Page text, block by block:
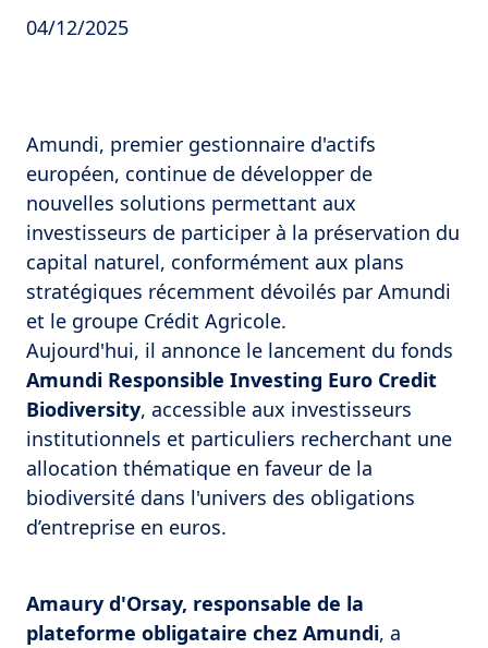
04/12/2025
Amundi, premier gestionnaire d'actifs
européen, continue de développer de
nouvelles solutions permettant aux
investisseurs de participer à la préservation du
capital naturel, conformément aux plans
stratégiques récemment dévoilés par Amundi
et le groupe Crédit Agricole.
Aujourd'hui, il annonce le lancement du fonds
Amundi Responsible Investing Euro Credit
Biodiversity, accessible aux investisseurs
institutionnels et particuliers recherchant une
allocation thématique en faveur de la
biodiversité dans l'univers des obligations
d’entreprise en euros.
Amaury d'Orsay, responsable de la
plateforme obligataire chez Amundi, a